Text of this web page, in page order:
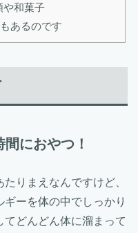
和菓子
あるのです
におやつ！
りまえなんですけど、
ーを体の中でしっかり
どんどん体に溜まって